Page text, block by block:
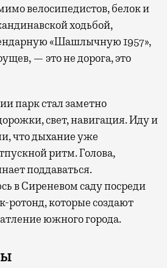
велосипедистов, белок и
ходьбой,
«Шашлычную 1957»,
— это не дорога, это
парк стал заметно
свет, навигация. Иду и
что дыхание уже
ритм. Голова,
поддаваться.
в Сиреневом саду посреди
ротонд, которые создают
южного города.